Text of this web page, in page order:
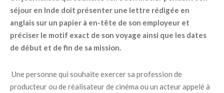
séjour en Inde doit présenter une lettre rédigée en
anglais sur un papier à en-tête de son employeur et
préciser le motif exact de son voyage ainsi que les dates
de début et de fin de sa mission.
Une personne qui souhaite exercer sa profession de
producteur ou de réalisateur de cinéma ou un acteur appelé à